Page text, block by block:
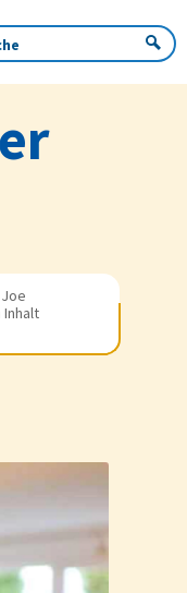
Joe
Inhalt